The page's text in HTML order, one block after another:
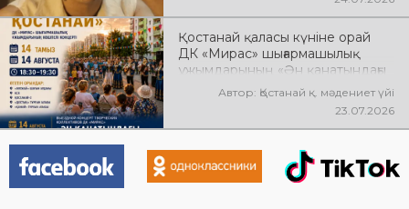
Қостанай қаласы күніне орай
ДК «Мирас» шығармашылық
ұжымдарының «Ән қанатындағы
Қостанай» көшпелі концерті
өтеді! Баршаңызды мерекелік
Автор: Қостанай қ. мәдениет үйі
23.07.2026